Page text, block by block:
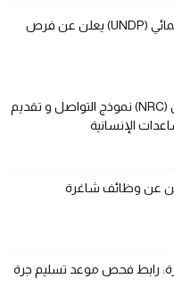
برنامج الأمم المتحدة الإنمائي (UNDP) يعلن عن فرص
المجلس النرويجي للاجئين (NRC) نموذج التواصل و تقديم
الإنسانية
رابط فحص موعد تسليم جرة